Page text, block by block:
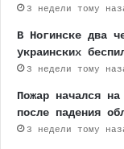
3 недели тому
В Ногинске два
украинских
3 недели тому
Пожар начался
после падения
3 недели тому